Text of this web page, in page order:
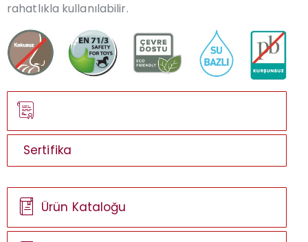
rahatlıkla kullanılabilir.
Sertifika
Ürün Kataloğu